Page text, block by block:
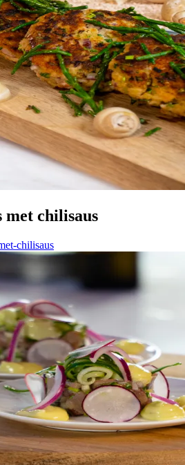
met chilisaus
chilisaus